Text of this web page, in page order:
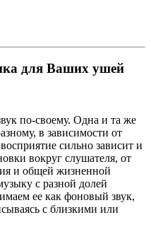
для Ваших ушей
по-своему. Одна и та же
в зависимости от
сильно зависит и
вокруг слушателя, от
и общей жизненной
с разной долей
ее как фоновый звук,
с близкими или